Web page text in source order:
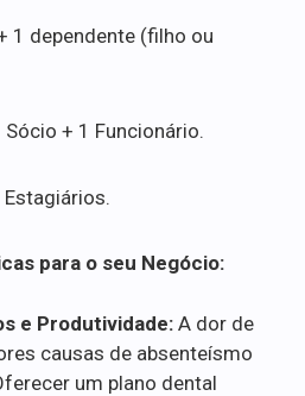
1 dependente (filho ou
Sócio + 1 Funcionário.
para o seu Negócio:
e Produtividade: A dor de
causas de absenteísmo
um plano dental